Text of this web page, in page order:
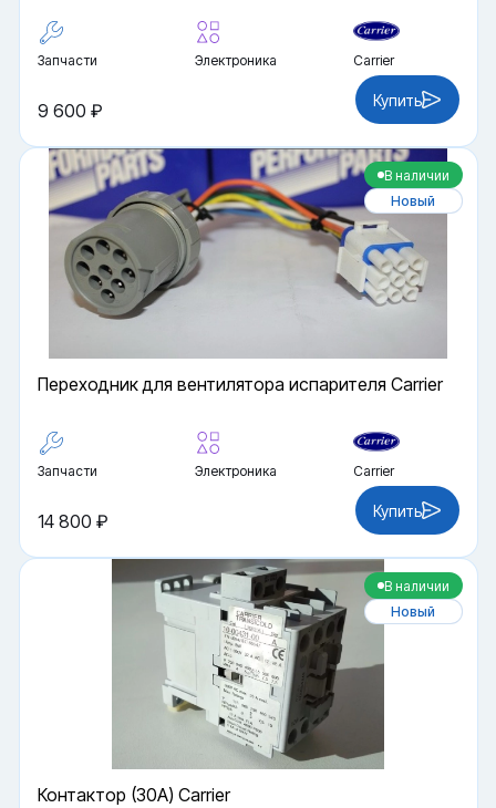
Запчасти Электроника Carrier
9 600 ₽ Купить
В наличии
Новый
Переходник для вентилятора испарителя Carrier
Запчасти Электроника Carrier
14 800 ₽ Купить
В наличии
Новый
Контактор (30A) Carrier